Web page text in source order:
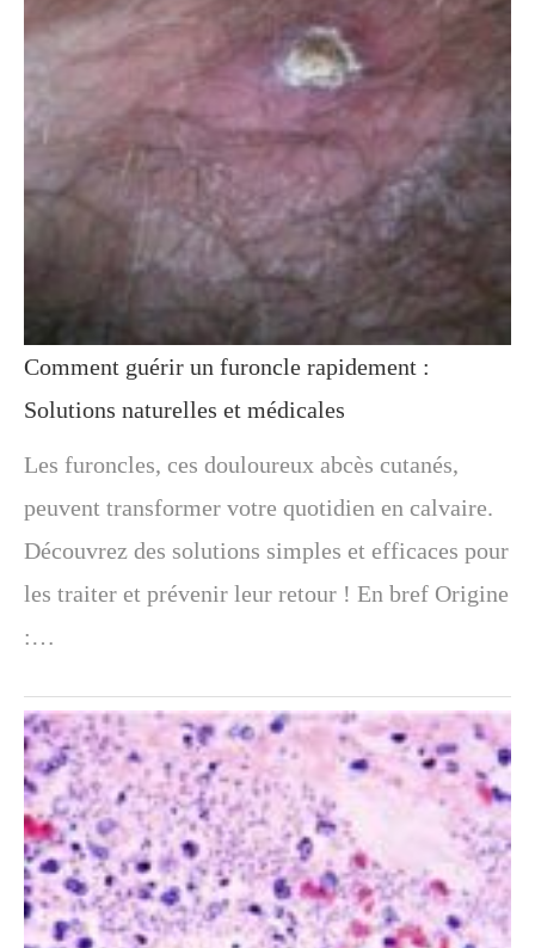
Comment guérir un furoncle rapidement :
Solutions naturelles et médicales
Les furoncles, ces douloureux abcès cutanés,
peuvent transformer votre quotidien en calvaire.
Découvrez des solutions simples et efficaces pour
les traiter et prévenir leur retour ! En bref Origine
:…